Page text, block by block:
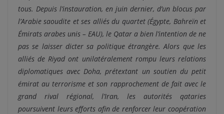
tous. Depuis l’instauration, en juin dernier, d’un blocus par
l’Arabie saoudite et ses alliés du quartet (Égypte, Bahreïn et
Émirats arabes unis – EAU), le Qatar a bien l’intention de ne
pas se laisser dicter sa politique étrangère. Alors que les
alliés de Riyad ont unilatéralement rompu leurs relations
diplomatiques avec Doha, prétextant un soutien du petit
émirat au terrorisme et son rapprochement de fait avec le
grand rival régional, l’Iran, les autorités qataries
poursuivent leurs efforts afin de renforcer leur coopération